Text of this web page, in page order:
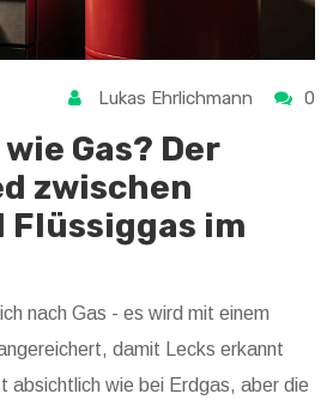
Lukas Ehrlichmann 0
Gas? Der
zwischen
Flüssiggas im
nach Gas - es wird mit einem
damit Lecks erkannt
absichtlich wie bei Erdgas, aber die